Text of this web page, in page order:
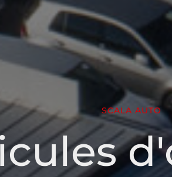
SCALA AUTO